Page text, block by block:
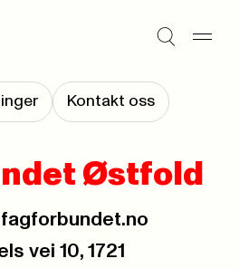
Kontakt oss
Østfold
vei 10, 1721